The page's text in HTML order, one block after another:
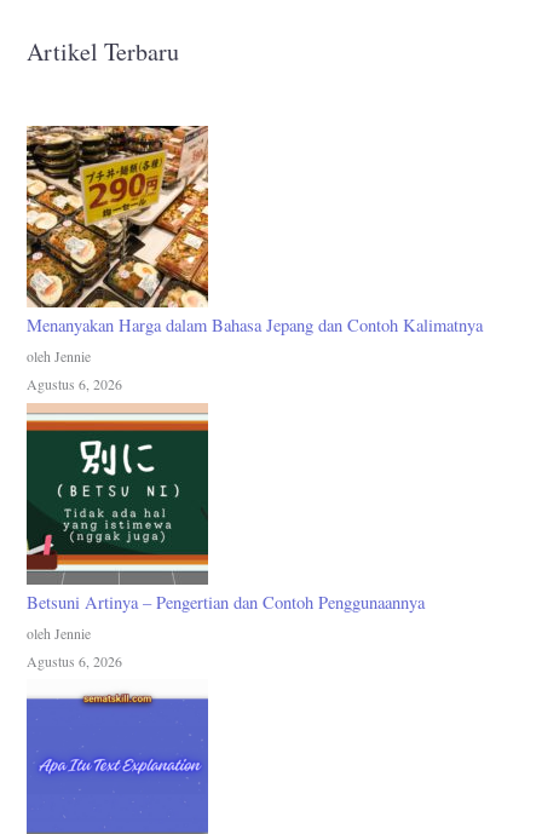
Artikel Terbaru
Menanyakan Harga dalam Bahasa Jepang dan Contoh Kalimatnya
oleh Jennie
Agustus 6, 2026
Betsuni Artinya – Pengertian dan Contoh Penggunaannya
oleh Jennie
Agustus 6, 2026